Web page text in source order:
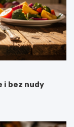
i bez nudy